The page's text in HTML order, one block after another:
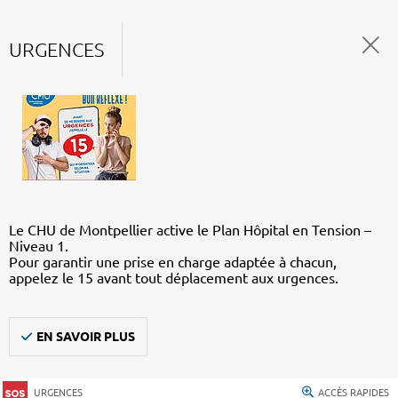
URGENCES
Le CHU de Montpellier active le Plan Hôpital en Tension –
Niveau 1.
Pour garantir une prise en charge adaptée à chacun,
appelez le 15 avant tout déplacement aux urgences.
EN SAVOIR PLUS
URGENCES ACCÈS RAPIDES